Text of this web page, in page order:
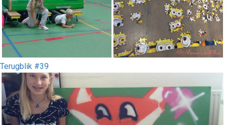
Terugblik #39